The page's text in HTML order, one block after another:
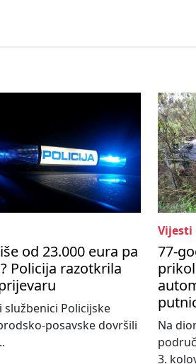
od 23.000 eura pa
Policija razotkrila
službenici Policijske
posavske dovršili
Vijesti
77-
Na
3.